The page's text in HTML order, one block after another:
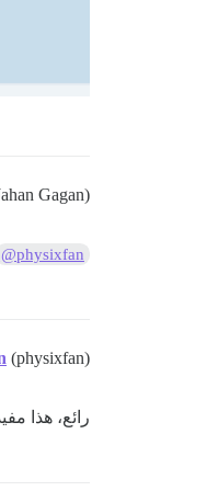
Gagan)
@physixfan
(physixfan)
رائع، هذا